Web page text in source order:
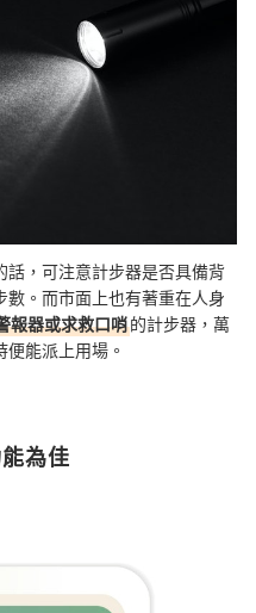
話，可注意計步器是否具備背
。而市面上也有著重在人身
報器或求救口哨的計步器，萬
能派上用場。
為佳